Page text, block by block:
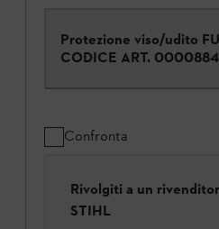
Protezione viso/udito
CODICE ART.
Confronta
Rivolgiti a un
STIHL